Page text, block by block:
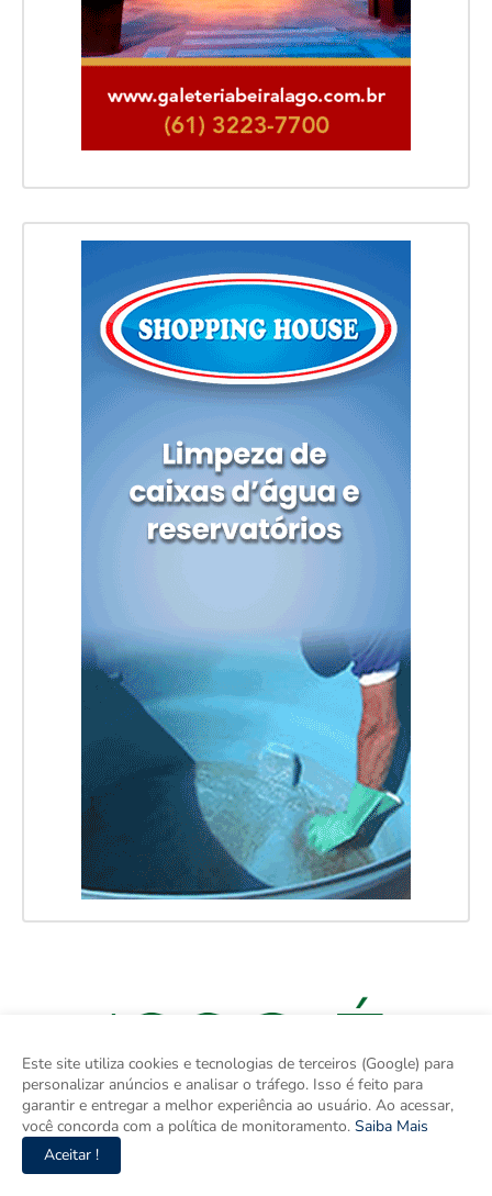
Este site utiliza cookies e tecnologias de terceiros (Google) para
personalizar anúncios e analisar o tráfego. Isso é feito para
garantir e entregar a melhor experiência ao usuário. Ao acessar,
você concorda com a política de monitoramento. Saiba Mais
Aceitar !